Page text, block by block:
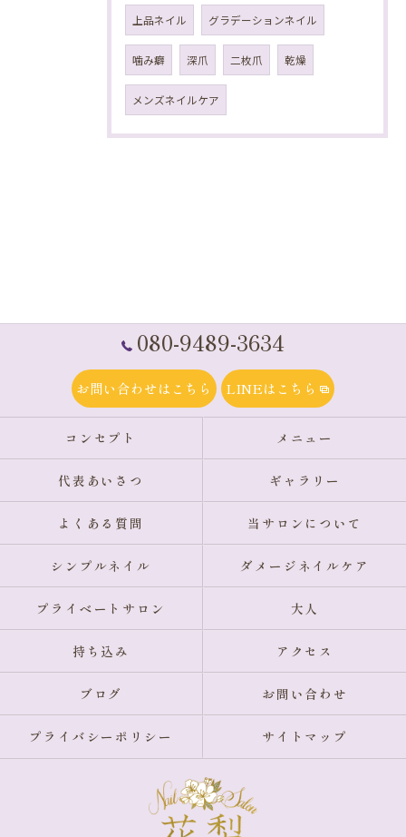
上品ネイル グラデーションネイル
噛み癖 深爪 二枚爪 乾燥
メンズネイルケア
080-9489-3634
お問い合わせはこちら LINEはこちら
コンセプト メニュー
代表あいさつ ギャラリー
よくある質問 当サロンについて
シンプルネイル ダメージネイルケア
プライベートサロン 大人
持ち込み アクセス
ブログ お問い合わせ
プライバシーポリシー サイトマップ